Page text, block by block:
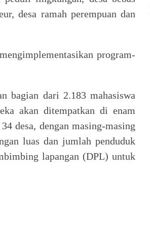
desa ramah perempuan dan
program-
bagian dari 2.183 mahasiswa
akan ditempatkan di enam
desa, dengan masing-masing
luas dan jumlah penduduk
lapangan (DPL) untuk